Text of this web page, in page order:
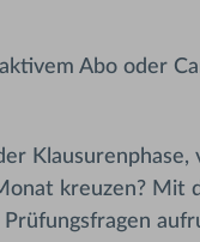
Abo oder
kreuzen? Mit